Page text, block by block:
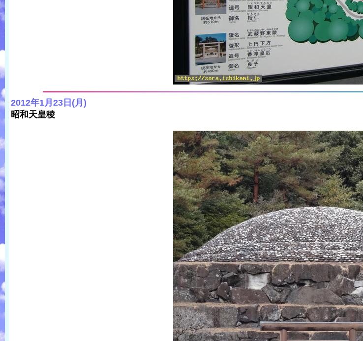
2012年1月23日(月)
昭和天皇稜